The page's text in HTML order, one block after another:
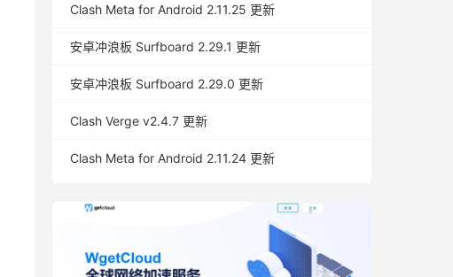
Clash Meta for Android 2.11.25 更新
安卓冲浪板 Surfboard 2.29.1 更新
安卓冲浪板 Surfboard 2.29.0 更新
Clash Verge v2.4.7 更新
Clash Meta for Android 2.11.24 更新